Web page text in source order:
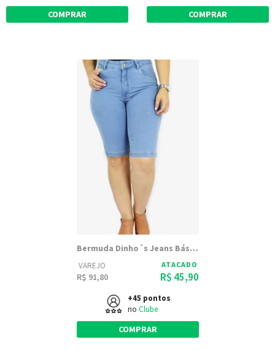
COMPRAR COMPRAR
Bermuda Dinho´s Jeans Básica Delavê (1141)
VAREJO
R$ 91,80
ATACADO
R$ 45,90
+45 pontos
no Clube
COMPRAR